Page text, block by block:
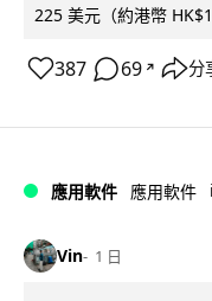
225 美元（約港幣
387 69 ↗ 分
應用軟件 應用軟件
Vin 1 日